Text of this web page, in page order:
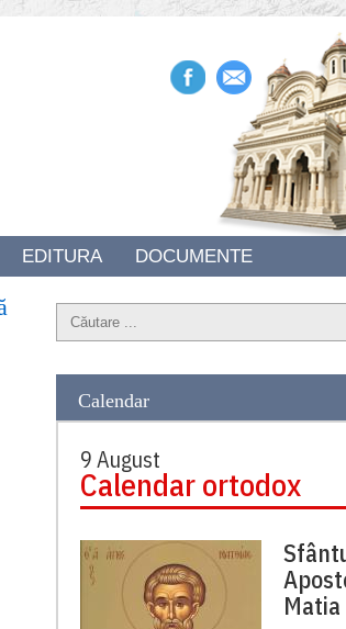
EDITURA DOCUMENTE
Calendar
9 August
Calendar ortodox
Matia